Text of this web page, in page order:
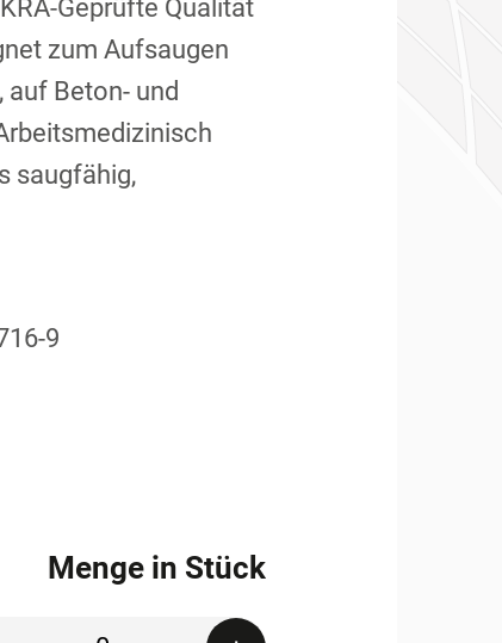
Geprüfte Qualität
zum Aufsaugen
Beton- und
saugfähig,
9
Menge in Stück
Quantity